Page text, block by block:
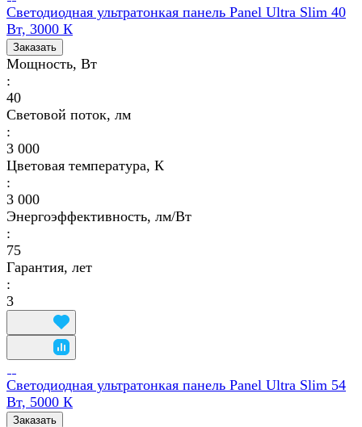
Светодиодная ультратонкая панель Panel Ultra Slim 40
Вт, 3000 К
Заказать
Мощность, Вт
:
40
Световой поток, лм
:
3 000
Цветовая температура, К
:
3 000
Энергоэффективность, лм/Вт
:
75
Гарантия, лет
:
3
Светодиодная ультратонкая панель Panel Ultra Slim 54
Вт, 5000 К
Заказать